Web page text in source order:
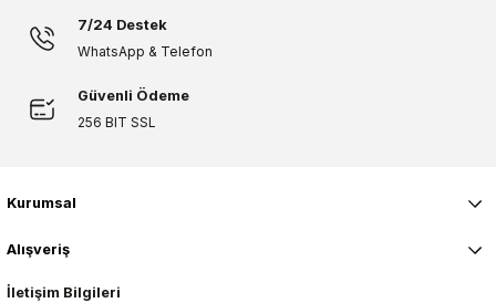
7/24 Destek
WhatsApp & Telefon
Güvenli Ödeme
256 BIT SSL
İletişim Bilgileri
Kurumsal
Alışveriş